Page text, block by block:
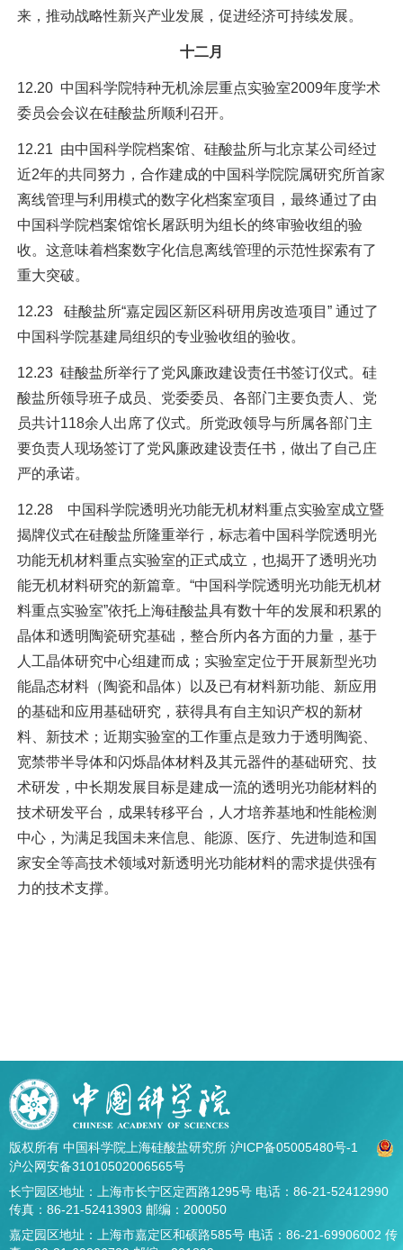
来，推动战略性新兴产业发展，促进经济可持续发展。
十二月
12.20 中国科学院特种无机涂层重点实验室2009年度学术
委员会会议在硅酸盐所顺利召开。
12.21 由中国科学院档案馆、硅酸盐所与北京某公司经过
近2年的共同努力，合作建成的中国科学院院属研究所首家
离线管理与利用模式的数字化档案室项目，最终通过了由
中国科学院档案馆馆长屠跃明为组长的终审验收组的验
收。这意味着档案数字化信息离线管理的示范性探索有了
重大突破。
12.23 硅酸盐所“嘉定园区新区科研用房改造项目” 通过了
中国科学院基建局组织的专业验收组的验收。
12.23 硅酸盐所举行了党风廉政建设责任书签订仪式。硅
酸盐所领导班子成员、党委委员、各部门主要负责人、党
员共计118余人出席了仪式。所党政领导与所属各部门主
要负责人现场签订了党风廉政建设责任书，做出了自己庄
严的承诺。
12.28 中国科学院透明光功能无机材料重点实验室成立暨
揭牌仪式在硅酸盐所隆重举行，标志着中国科学院透明光
功能无机材料重点实验室的正式成立，也揭开了透明光功
能无机材料研究的新篇章。“中国科学院透明光功能无机材
料重点实验室”依托上海硅酸盐具有数十年的发展和积累的
晶体和透明陶瓷研究基础，整合所内各方面的力量，基于
人工晶体研究中心组建而成；实验室定位于开展新型光功
能晶态材料（陶瓷和晶体）以及已有材料新功能、新应用
的基础和应用基础研究，获得具有自主知识产权的新材
料、新技术；近期实验室的工作重点是致力于透明陶瓷、
宽禁带半导体和闪烁晶体材料及其元器件的基础研究、技
术研发，中长期发展目标是建成一流的透明光功能材料的
技术研发平台，成果转移平台，人才培养基地和性能检测
中心，为满足我国未来信息、能源、医疗、先进制造和国
家安全等高技术领域对新透明光功能材料的需求提供强有
力的技术支撑。
版权所有 中国科学院上海硅酸盐研究所 沪ICP备05005480号-1
沪公网安备31010502006565号
长宁园区地址：上海市长宁区定西路1295号 电话：86-21-52412990
传真：86-21-52413903 邮编：200050
嘉定园区地址：上海市嘉定区和硕路585号 电话：86-21-69906002 传